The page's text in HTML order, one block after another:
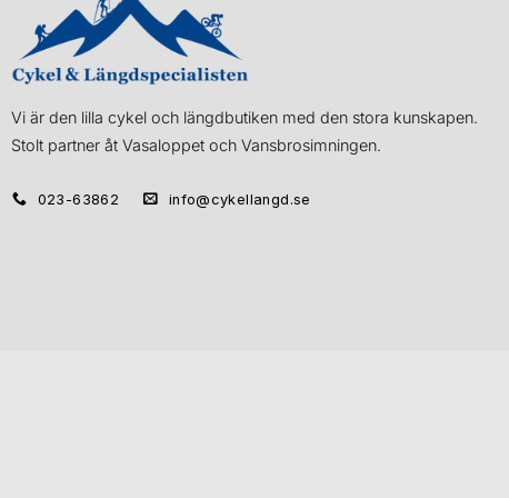
Vi är den lilla cykel och längdbutiken med den stora kunskapen.
Stolt partner åt Vasaloppet och Vansbrosimningen.
023-63862 info@cykellangd.se